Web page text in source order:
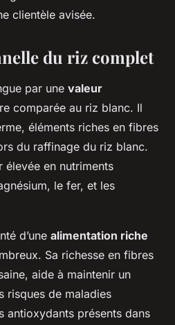
clientèle avisée.
du riz complet
par une valeur
comparée au riz blanc. Il
éléments riches en fibres
du raffinage du riz blanc.
élevée en nutriments
le fer, et les
d’une alimentation riche
Sa richesse en fibres
aide à maintenir un
risques de maladies
antioxydants présents dans